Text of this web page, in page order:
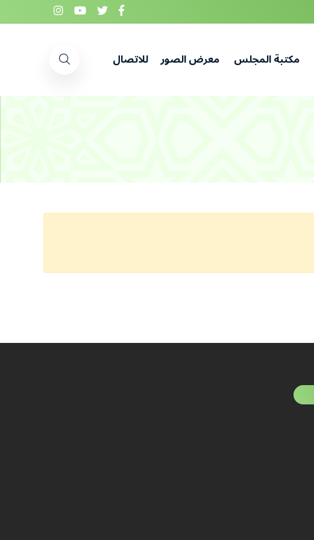
مكتبة المجلس معرض الصور للاتصال